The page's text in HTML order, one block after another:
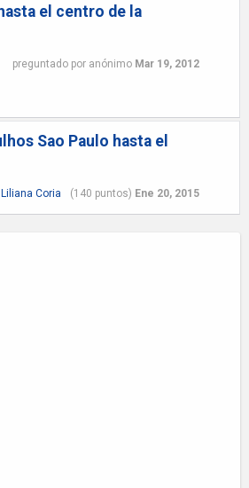
el centro de la
preguntado por anónimo Mar 19, 2012
Sao Paulo hasta el
Liliana Coria (140 puntos) Ene 20, 2015